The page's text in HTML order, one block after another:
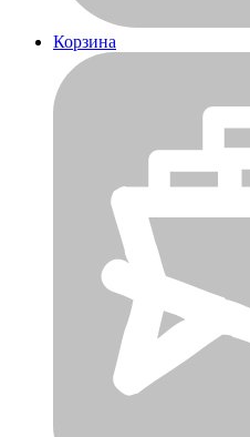
Корзина